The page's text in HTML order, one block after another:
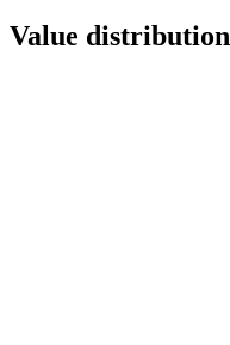
Value distribution